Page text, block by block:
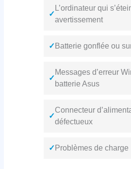
✓
L’ordinateur qui
avertissement
✓ Batterie gonflée ou
✓
Messages d’erreur
batterie Asus
✓
Connecteur
défectueux
✓ Problèmes de charge